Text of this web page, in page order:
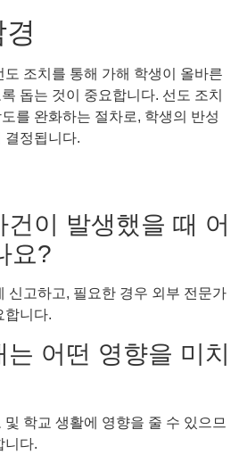
조치를 통해 가해 학생이 올바른
돕는 것이 중요합니다. 선도 조치
를 완화하는 절차로, 학생의 반성
결정됩니다.
이 발생했을 때 어
요?
신고하고, 필요한 경우 외부 전문가
합니다.
어떤 영향을 미치
학교 생활에 영향을 줄 수 있으므
니다.